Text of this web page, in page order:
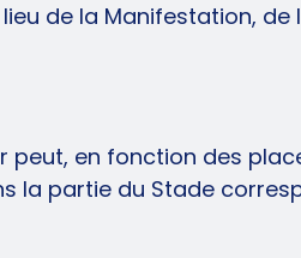
de la Manifestation,
peut, en fonction des
la partie du Stade